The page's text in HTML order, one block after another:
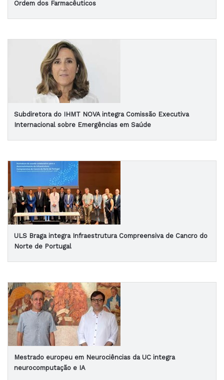
Ordem dos Farmacêuticos
Subdiretora do IHMT NOVA integra Comissão Executiva
Internacional sobre Emergências em Saúde
ULS Braga integra Infraestrutura Compreensiva de Cancro do
Norte de Portugal
Mestrado europeu em Neurociências da UC integra
neurocomputação e IA